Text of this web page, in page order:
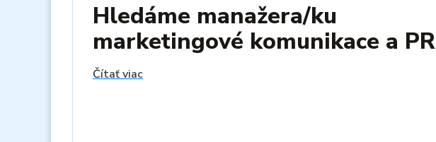
Hledáme manažera/ku
marketingové komunikace a PR
Čítať viac